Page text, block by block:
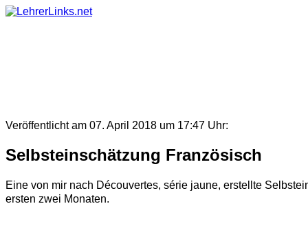
Skip
Veröffentlicht am 07. April 2018 um 17:47 Uhr:
Selbsteinschätzung Französisch
Eine von mir nach Découvertes, série jaune, erstellte
ersten zwei Monaten.